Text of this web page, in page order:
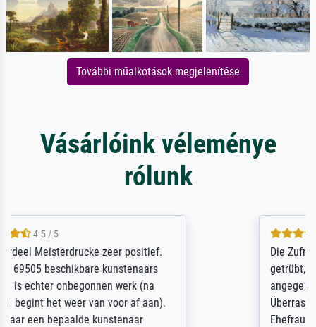
További műalkotások megjelenítése
Vásárlóink véleménye
rólunk
Die Zufriedenheit ist auch nicht dadurch
getrübt, dass das Bild entgegen einer
angegebenen Lieferanschrift (sollte eine
Überraschung für die normannische
Ehefrau sein zum Hochzeits- gleichzeitig